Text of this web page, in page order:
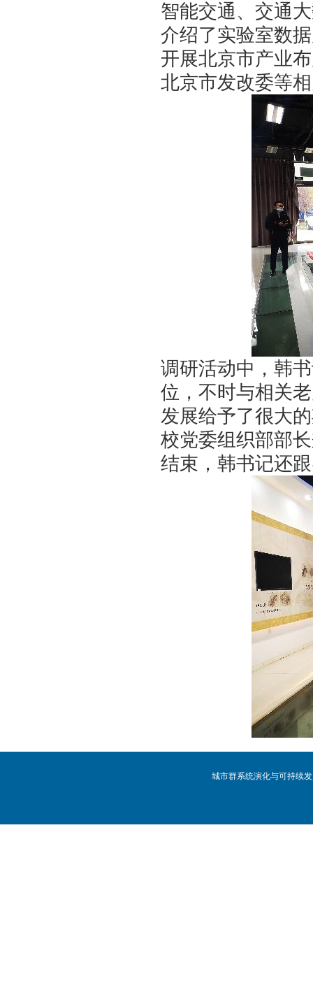
智能交通、交通
介绍了实验室数
开展北京市产业
北京市发改委等
调研活动中，韩
位，不时与相关
发展给予了很大
校党委组织部部
结束，韩书记还
城市群系统演化与可持续